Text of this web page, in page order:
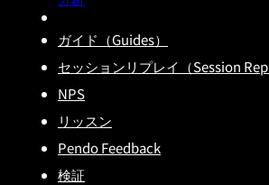
ガイド（Guides）
セッションリプレイ（Session
NPS
リッスン
Pendo Feedback
検証